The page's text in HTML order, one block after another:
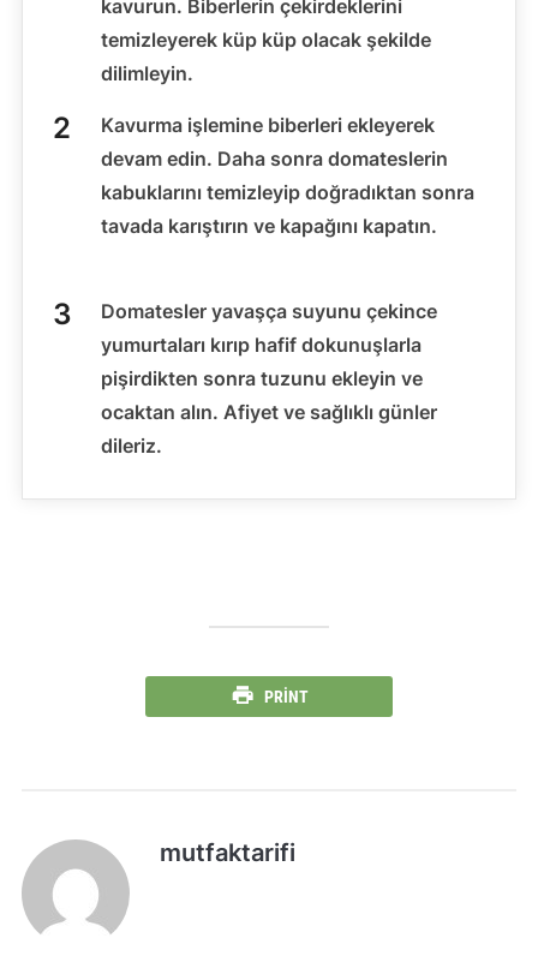
kavurun. Biberlerin çekirdeklerini
temizleyerek küp küp olacak şekilde
dilimleyin.
Kavurma işlemine biberleri ekleyerek
devam edin. Daha sonra domateslerin
kabuklarını temizleyip doğradıktan sonra
tavada karıştırın ve kapağını kapatın.
Domatesler yavaşça suyunu çekince
yumurtaları kırıp hafif dokunuşlarla
pişirdikten sonra tuzunu ekleyin ve
ocaktan alın. Afiyet ve sağlıklı günler
dileriz.
PRINT
mutfaktarifi